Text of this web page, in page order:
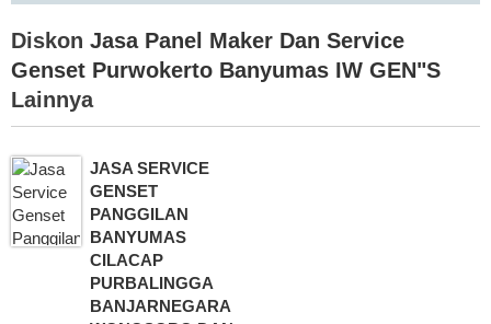
Diskon Jasa Panel Maker Dan Service
Genset Purwokerto Banyumas IW GEN"S
Lainnya
JASA SERVICE
GENSET
PANGGILAN
BANYUMAS
CILACAP
PURBALINGGA
BANJARNEGARA